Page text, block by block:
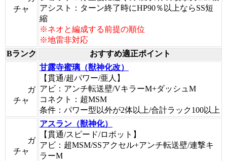
チャ
アシスト：ターン終了時にHP90％以上ならSS短
縮
※ネオと編成する前提の順位
※地雷非対応
Bランク
おすすめ適正ポイント
ガ
チャ
甘露寺蜜璃（獣神化改）
【貫通/超パワー/亜人】
アビ：アンチ転送壁/VキラーM+ダッシュM
コネクト：超MSM
条件：パワー型以外が2体以上/合計ラック100以上
ガ
チャ
アスラン（獣神化）
【貫通/スピード/ロボット】
アビ：超MSM/SSアクセル+アンチ転送壁/連撃キ
ラーM